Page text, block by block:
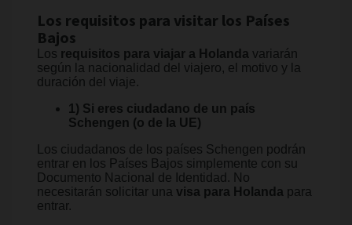
Los requisitos para visitar los Países
Bajos
Los requisitos para viajar a Holanda variarán
según la nacionalidad del viajero, el motivo y la
duración del viaje.
1) Si eres ciudadano de un país
Schengen (o de la UE)
Los ciudadanos de los países Schengen podrán
entrar en los Países Bajos simplemente con su
Documento Nacional de Identidad. No
necesitarán solicitar una visa para Holanda para
entrar.